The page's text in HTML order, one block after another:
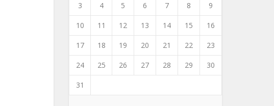
3 4 5 6 7 8 9
10 11 12 13 14 15 16
17 18 19 20 21 22 23
24 25 26 27 28 29 30
31